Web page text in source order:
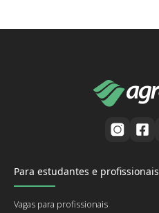
Para estudantes e profissionais
Vagas para profissionais